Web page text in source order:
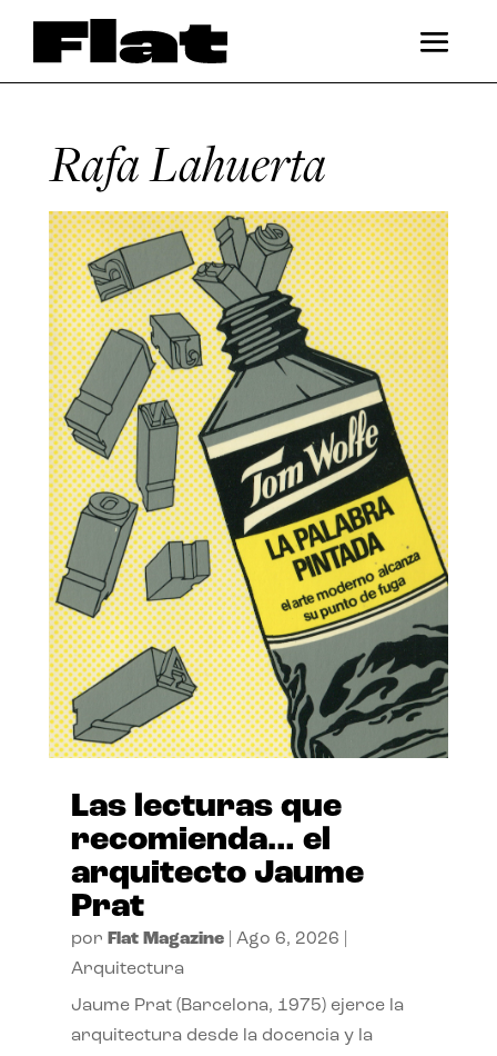
Rafa Lahuerta
Las lecturas que
recomienda… el
arquitecto Jaume
Prat
por Flat Magazine| Ago 6, 2026
Arquitectura
Jaume Prat (Barcelona, 1975) ejerce la
arquitectura desde la docencia y la